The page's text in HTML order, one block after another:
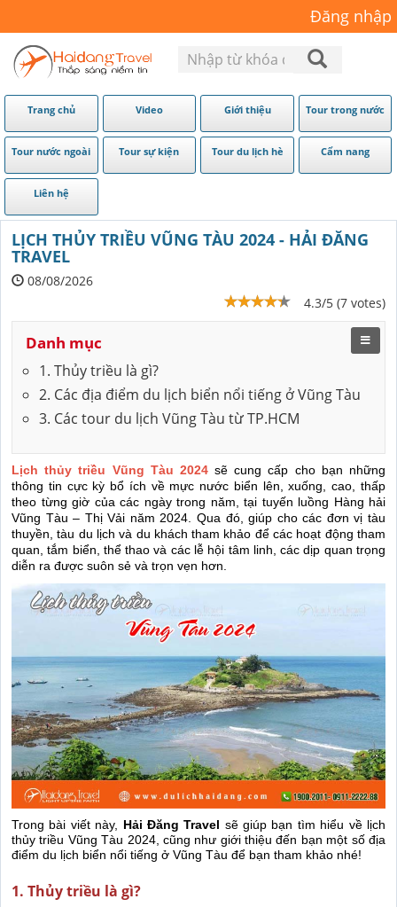
Đăng nhập
Trang chủ Video Giới thiệu Tour trong nước
Tour nước ngoài Tour sự kiện Tour du lịch hè Cẩm nang
Liên hệ
LỊCH THỦY TRIỀU VŨNG TÀU 2024 - HẢI ĐĂNG
TRAVEL
08/08/2026
4.3/5 (7 votes)
Danh mục
1. Thủy triều là gì?
2. Các địa điểm du lịch biển nổi tiếng ở Vũng Tàu
3. Các tour du lịch Vũng Tàu từ TP.HCM
Lịch thủy triều Vũng Tàu 2024sẽ cung cấp cho bạn những
thông tin cực kỳ bổ ích về mực nước biển lên, xuống, cao, thấp
theo từng giờ của các ngày trong năm, tại tuyến luồng Hàng hải
Vũng Tàu – Thị Vải năm 2024. Qua đó, giúp cho các đơn vị tàu
thuyền, tàu du lịch và du khách tham khảo để các hoạt động tham
quan, tắm biển, thể thao và các lễ hội tâm linh, các dịp quan trọng
diễn ra được suôn sẻ và trọn vẹn hơn.
Trong bài viết này, Hải Đăng Travel sẽ giúp bạn tìm hiểu về lịch
thủy triều Vũng Tàu 2024, cũng như giới thiệu đến bạn một số địa
điểm du lịch biển nổi tiếng ở Vũng Tàu để bạn tham khảo nhé!
1. Thủy triều là gì?